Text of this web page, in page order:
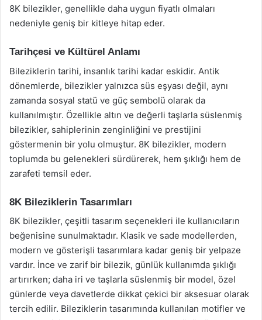
8K bilezikler, genellikle daha uygun fiyatlı olmaları
nedeniyle geniş bir kitleye hitap eder.
Tarihçesi ve Kültürel Anlamı
Bileziklerin tarihi, insanlık tarihi kadar eskidir. Antik
dönemlerde, bilezikler yalnızca süs eşyası değil, aynı
zamanda sosyal statü ve güç sembolü olarak da
kullanılmıştır. Özellikle altın ve değerli taşlarla süslenmiş
bilezikler, sahiplerinin zenginliğini ve prestijini
göstermenin bir yolu olmuştur. 8K bilezikler, modern
toplumda bu gelenekleri sürdürerek, hem şıklığı hem de
zarafeti temsil eder.
8K Bileziklerin Tasarımları
8K bilezikler, çeşitli tasarım seçenekleri ile kullanıcıların
beğenisine sunulmaktadır. Klasik ve sade modellerden,
modern ve gösterişli tasarımlara kadar geniş bir yelpaze
vardır. İnce ve zarif bir bilezik, günlük kullanımda şıklığı
artırırken; daha iri ve taşlarla süslenmiş bir model, özel
günlerde veya davetlerde dikkat çekici bir aksesuar olarak
tercih edilir. Bileziklerin tasarımında kullanılan motifler ve